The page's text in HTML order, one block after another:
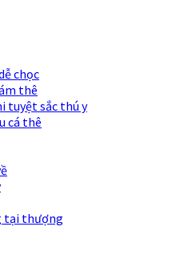
chọc
thê
tuyệt sắc thú y
cá thê
tại thượng